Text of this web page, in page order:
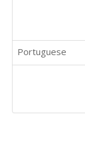
Portuguese